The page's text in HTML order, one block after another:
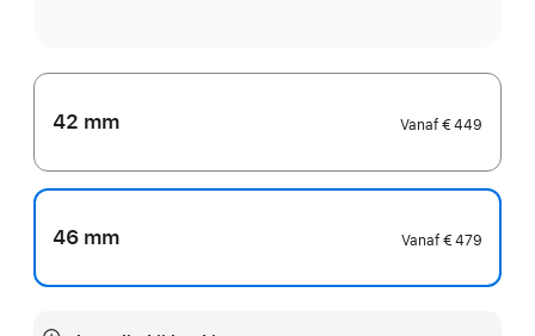
42 mm Vanaf € 449
46 mm Vanaf € 479